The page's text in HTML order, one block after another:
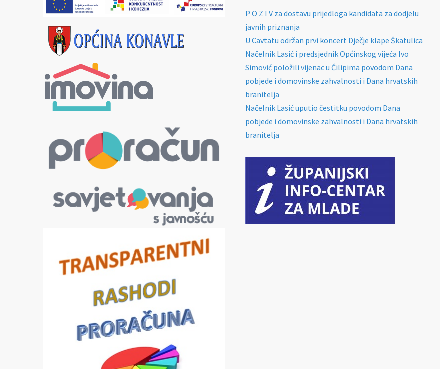
P O Z I V za dostavu prijedloga kandidata za dodjelu
javnih priznanja
U Cavtatu održan prvi koncert Dječje klape Škatulica
Načelnik Lasić i predsjednik Općinskog vijeća Ivo
Simović položili vijenac u Čilipima povodom Dana
pobjede i domovinske zahvalnosti i Dana hrvatskih
branitelja
Načelnik Lasić uputio čestitku povodom Dana
pobjede i domovinske zahvalnosti i Dana hrvatskih
branitelja